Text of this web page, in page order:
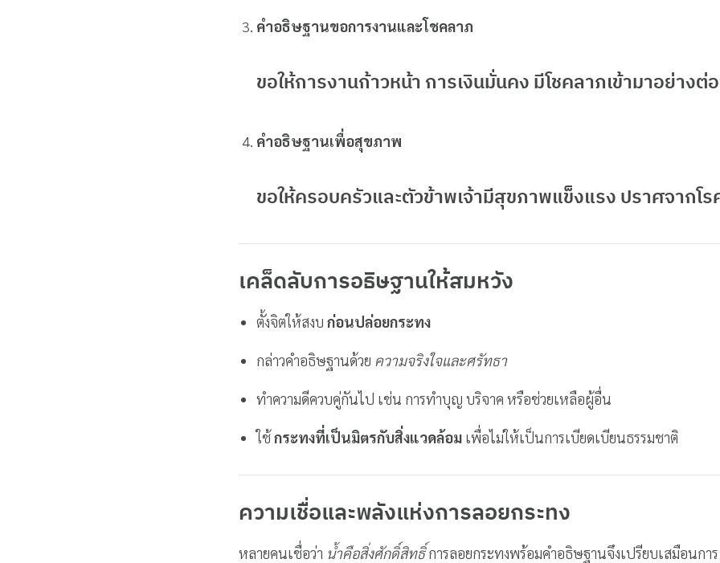
คำอธิษฐานขอการงานและโชคลาภ
ขอให้การงานก้าวหน้า การเงินมั่นคง มีโชคลาภเข้ามาอย่างต่
คำอธิษฐานเพื่อสุขภาพ
ขอให้ครอบครัวและตัวข้าพเจ้ามีสุขภาพแข็งแรง ปราศจากโ
เคล็ดลับการอธิษฐานให้สมหวัง
ตั้งจิตให้สงบ ก่อนปล่อยกระทง
กล่าวคำอธิษฐานด้วย ความจริงใจและศรัทธา
ทำความดีควบคู่กันไป เช่น การทำบุญ บริจาค หรือช่วยเหลือผู้อื่น
ใช้กระทงที่เป็นมิตรกับสิ่งแวดล้อมเพื่อไม่ให้เป็นการเบียดเบียนธรรมชาติ
ความเชื่อและพลังแห่งการลอยกระทง
หลายคนเชื่อว่า น้ำคือสิ่งศักดิ์สิทธิ์การลอยกระทงพร้อมคำอธิษฐานจึงเปรียบเสมือนกา